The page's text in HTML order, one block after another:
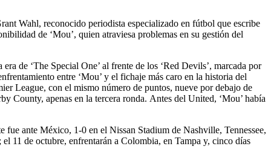
Wahl, reconocido periodista especializado en fútbol que escribe
de ‘Mou’, quien atraviesa problemas en su gestión del
de ‘The Special One’ al frente de los ‘Red Devils’, marcada por
entre ‘Mou’ y el fichaje más caro en la historia del
League, con el mismo número de puntos, nueve por debajo de
County, apenas en la tercera ronda. Antes del United, ‘Mou’ había
ante México, 1-0 en el Nissan Stadium de Nashville, Tennessee,
11 de octubre, enfrentarán a Colombia, en Tampa y, cinco días